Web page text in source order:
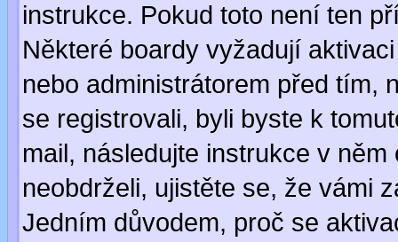
instrukce. Pokud toto není ten
Některé boardy vyžadují
nebo administrátorem před tím,
se registrovali, byli byste k
mail, následujte instrukce v
neobdrželi, ujistěte se, že vámi
Jedním důvodem, proč se